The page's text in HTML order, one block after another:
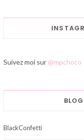
Suivez moi sur @mpchoco
BlackConfetti